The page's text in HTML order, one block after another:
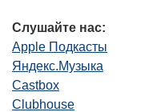
Слушайте нас:
Apple Подкасты
Яндекс.Музыка
Castbox
Clubhouse